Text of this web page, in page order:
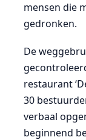
mensen die
gedronken.
De
restaurant
30
verbaal
beginnend